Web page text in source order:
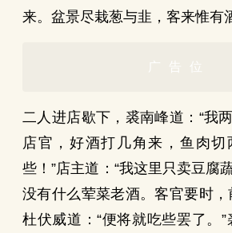
来。盆景尽栽葱与韭，客来惟有
广告位
二人进店歇下，裘南峰道：“我
店官，好酒打几角来，鱼肉切
些！”店主道：“我这里只卖豆腐
没有什么荤菜老酒。客官要时，
杜伏威道：“便将就吃些罢了。”